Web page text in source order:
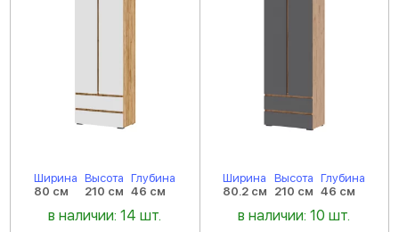
Ширина
80 см
Высота
210 см
Глубина
46 см
в наличии: 14 шт.
Ширина
80.2 см
Высота
210 см
Глубина
46 см
в наличии: 10 шт.